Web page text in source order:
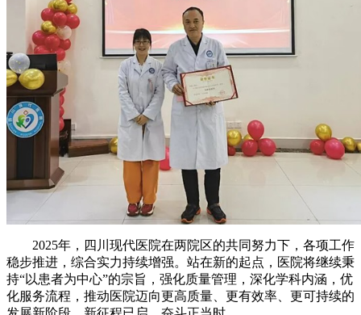
2025年，四川现代医院在两院区的共同努力下，各项工作
稳步推进，综合实力持续增强。站在新的起点，医院将继续秉
持“以患者为中心”的宗旨，强化质量管理，深化学科内涵，优
化服务流程，推动医院迈向更高质量、更有效率、更可持续的